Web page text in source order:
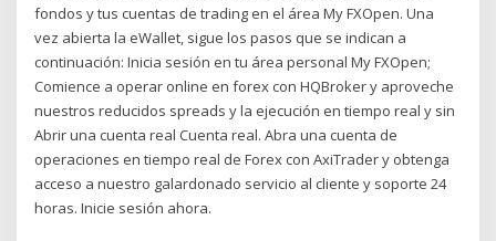
fondos y tus cuentas de trading en el área My FXOpen. Una
vez abierta la eWallet, sigue los pasos que se indican a
continuación: Inicia sesión en tu área personal My FXOpen;
Comience a operar online en forex con HQBroker y aproveche
nuestros reducidos spreads y la ejecución en tiempo real y sin
Abrir una cuenta real Cuenta real. Abra una cuenta de
operaciones en tiempo real de Forex con AxiTrader y obtenga
acceso a nuestro galardonado servicio al cliente y soporte 24
horas. Inicie sesión ahora.